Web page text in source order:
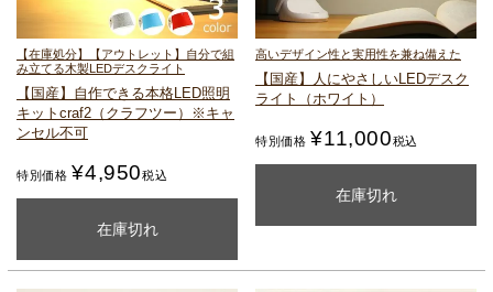
【在庫処分】【アウトレット】 自分で組
み立てる木製LEDデスクライト
【国産】自作できる本格LED照明
キット craf2（クラフツー）
※キャ
ンセル不可
特別価格 ¥4,950税込
在庫切れ
カートに入れる
高いデザイン性と実用性を兼ね備えた
【国産】人にやさしいLEDデスク
ライト（ホワイト）
特別価格 ¥11,000税込
在庫切れ
購入ページを見る